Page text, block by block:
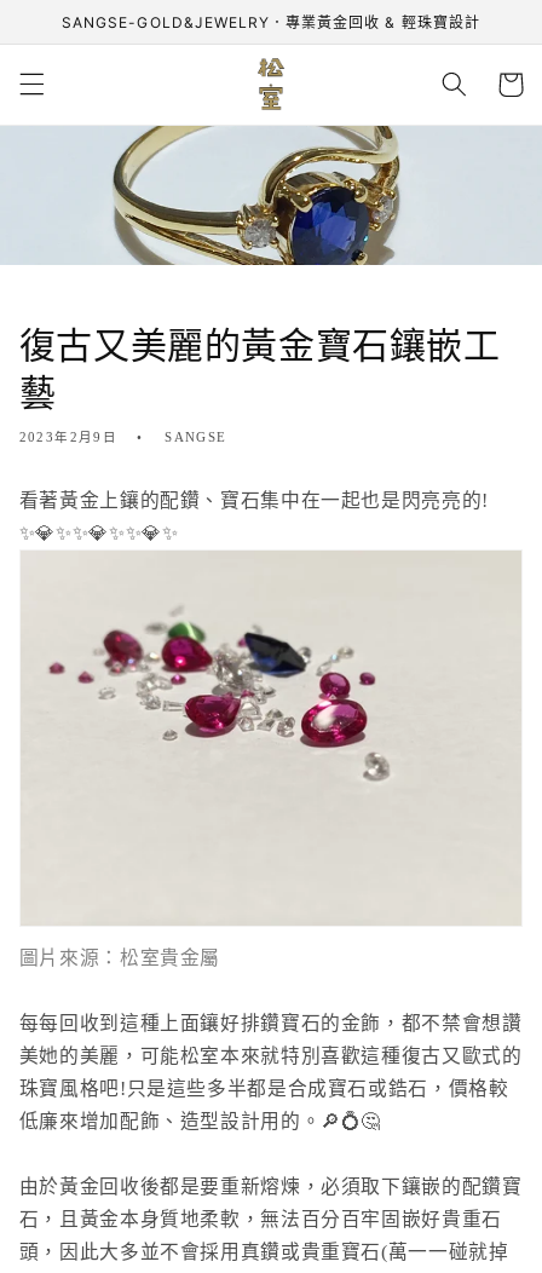
跳至內
容
SANGSE-GOLD&JEWELRY．專業黃金回收 & 輕珠寶設計
物
復古又美麗的黃金寶石鑲嵌工
藝
2023年2月9日 SANGSE
看著黃金上鑲的配鑽、寶石集中在一起也是閃亮亮的!
✨💎✨✨💎✨✨💎✨
圖片來源：松室貴金屬
每每回收到這種上面鑲好排鑽寶石的金飾，都不禁會想讚
美她的美麗，可能松室本來就特別喜歡這種復古又歐式的
珠寶風格吧! 只是這些多半都是合成寶石或鋯石，價格較
低廉來增加配飾、造型設計用的。🔎💍🤔
由於黃金回收後都是要重新熔煉，必須取下鑲嵌的配鑽寶
石，且黃金本身質地柔軟，無法百分百牢固嵌好貴重石
頭，因此大多並不會採用真鑽或貴重寶石(萬一一碰就掉